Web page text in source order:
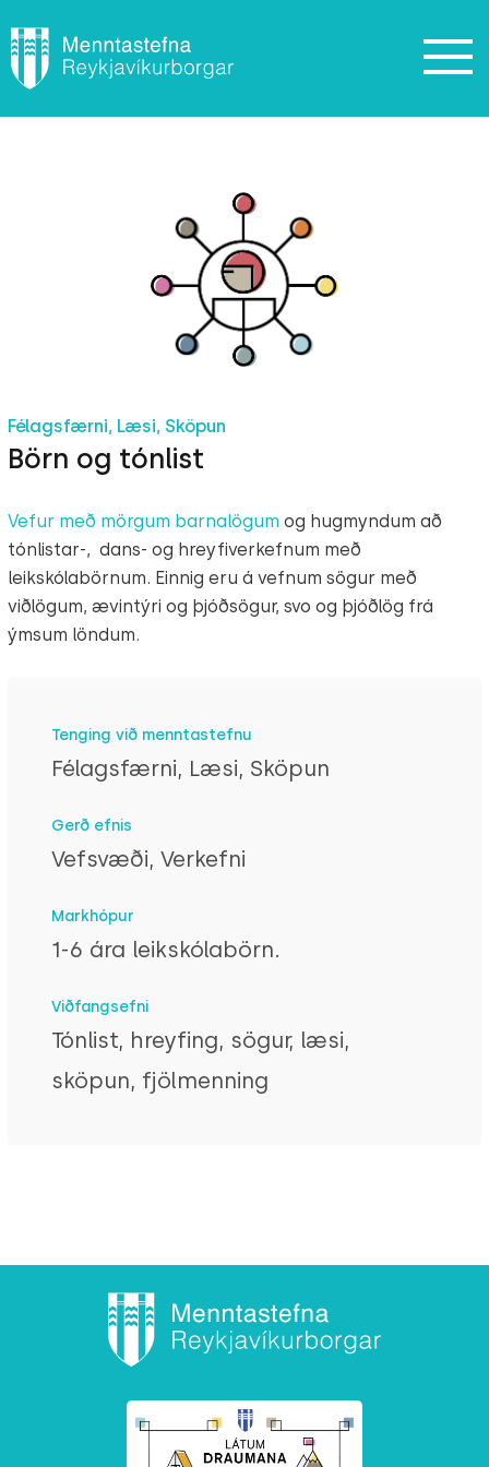
Félagsfærni, Læsi, Sköpun
Börn og tónlist
Vefur með mörgum barnalögum og hugmyndum að
tónlistar-, dans- og hreyfiverkefnum með
leikskólabörnum. Einnig eru á vefnum sögur með
viðlögum, ævintýri og þjóðsögur, svo og þjóðlög frá
ýmsum löndum.
Tenging við menntastefnu
Félagsfærni, Læsi, Sköpun
Gerð efnis
Vefsvæði, Verkefni
Markhópur
1-6 ára leikskólabörn.
Viðfangsefni
Tónlist, hreyfing, sögur, læsi,
sköpun, fjölmenning